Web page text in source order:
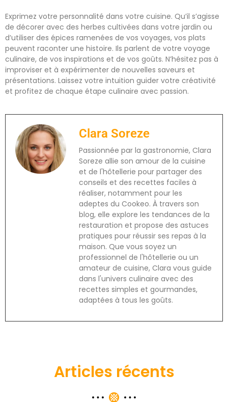
Exprimez votre personnalité dans votre cuisine. Qu’il s’agisse
de décorer avec des herbes cultivées dans votre jardin ou
d’utiliser des épices ramenées de vos voyages, vos plats
peuvent raconter une histoire. Ils parlent de votre voyage
culinaire, de vos inspirations et de vos goûts. N’hésitez pas à
improviser et à expérimenter de nouvelles saveurs et
présentations. Laissez votre intuition guider votre créativité
et profitez de chaque étape culinaire avec passion.
Clara Soreze
Passionnée par la gastronomie, Clara
Soreze allie son amour de la cuisine
et de l'hôtellerie pour partager des
conseils et des recettes faciles à
réaliser, notamment pour les
adeptes du Cookeo. À travers son
blog, elle explore les tendances de la
restauration et propose des astuces
pratiques pour réussir ses repas à la
maison. Que vous soyez un
professionnel de l'hôtellerie ou un
amateur de cuisine, Clara vous guide
dans l'univers culinaire avec des
recettes simples et gourmandes,
adaptées à tous les goûts.
Articles récents